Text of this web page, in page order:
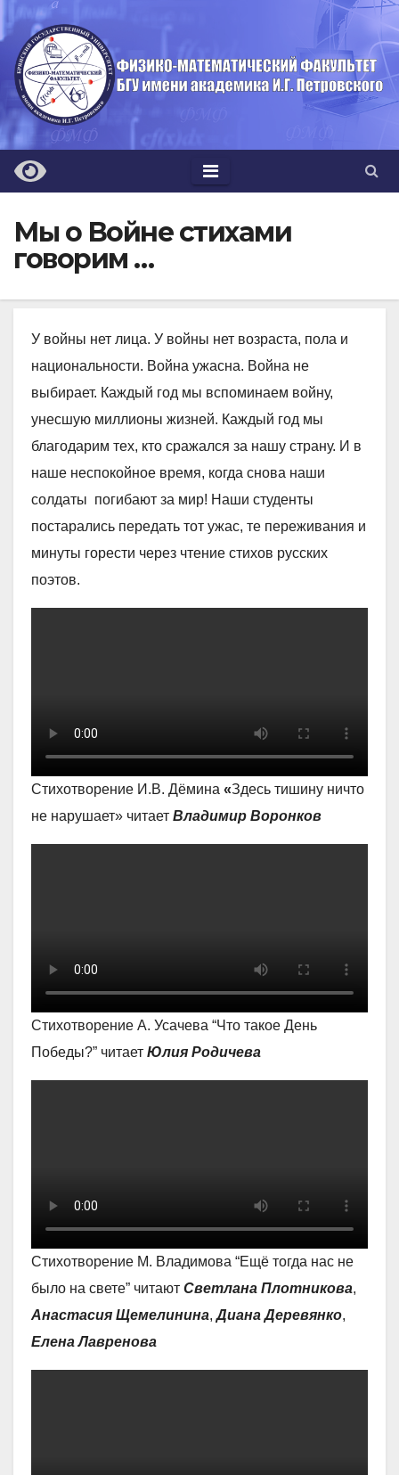
Перейти
к
содержимому
Мы о Войне стихами
говорим …
У войны нет лица. У войны нет возраста, пола и
национальности. Война ужасна. Война не
выбирает. Каждый год мы вспоминаем войну,
унесшую миллионы жизней. Каждый год мы
благодарим тех, кто сражался за нашу страну. И в
наше неспокойное время, когда снова наши
солдаты погибают за мир! Наши студенты
постарались передать тот ужас, те переживания и
минуты горести через чтение стихов русских
поэтов.
Стихотворение И.В. Дёмина «Здесь тишину ничто
не нарушает» читает Владимир Воронков
Стихотворение А. Усачева “Что такое День
Победы?” читает Юлия Родичева
Стихотворение М. Владимова “Ещё тогда нас не
было на свете” читают Светлана Плотникова,
Анастасия Щемелинина,Диана Деревянко,
Елена Лавренова